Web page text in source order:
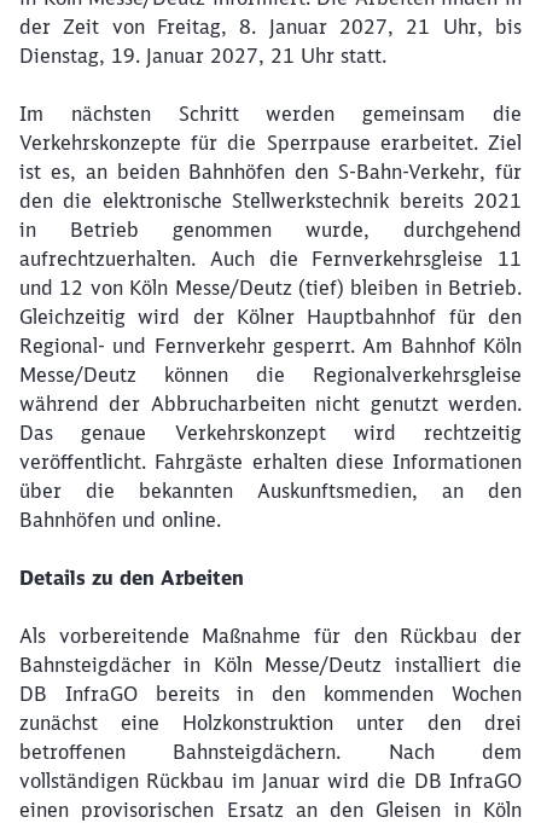
der Zeit von Freitag, 8. Januar 2027, 21 Uhr, bis
Dienstag, 19. Januar 2027, 21 Uhr statt.
Im nächsten Schritt werden gemeinsam die
Verkehrskonzepte für die Sperrpause erarbeitet. Ziel
ist es, an beiden Bahnhöfen den S-Bahn-Verkehr, für
den die elektronische Stellwerkstechnik bereits 2021
in Betrieb genommen wurde, durchgehend
aufrechtzuerhalten. Auch die Fernverkehrsgleise 11
und 12 von Köln Messe/Deutz (tief) bleiben in Betrieb.
Gleichzeitig wird der Kölner Hauptbahnhof für den
Regional- und Fernverkehr gesperrt. Am Bahnhof Köln
Messe/Deutz können die Regionalverkehrsgleise
während der Abbrucharbeiten nicht genutzt werden.
Das genaue Verkehrskonzept wird rechtzeitig
veröffentlicht. Fahrgäste erhalten diese Informationen
über die bekannten Auskunftsmedien, an den
Bahnhöfen und online.
Details zu den Arbeiten
Als vorbereitende Maßnahme für den Rückbau der
Bahnsteigdächer in Köln Messe/Deutz installiert die
DB InfraGO bereits in den kommenden Wochen
zunächst eine Holzkonstruktion unter den drei
betroffenen Bahnsteigdächern. Nach dem
vollständigen Rückbau im Januar wird die DB InfraGO
einen provisorischen Ersatz an den Gleisen in Köln
werden?
Abbrechen Weiter